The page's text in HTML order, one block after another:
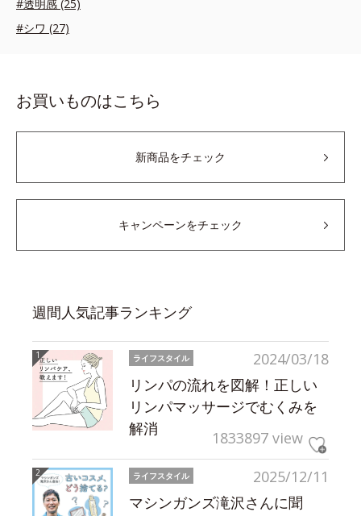
#透明感 (25)
#シワ (27)
お買いものはこちら
新商品をチェック
キャンペーンをチェック
週間人気記事ランキング
2024/03/18
ライフスタイル
リンパの流れを図解！正しい
リンパマッサージでむくみを
解消
1833897 view
2025/12/11
ライフスタイル
マシンガンズ滝沢さんに聞